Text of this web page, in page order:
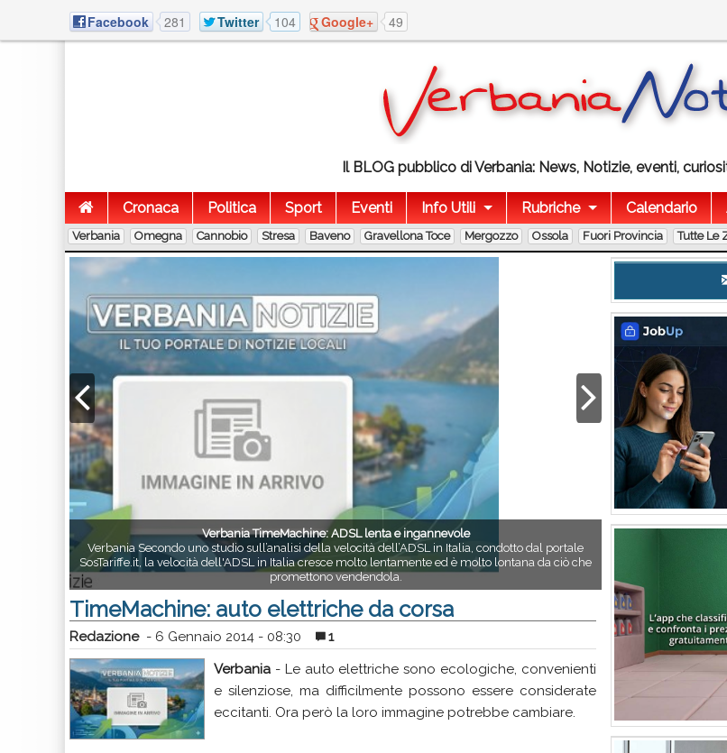
Facebook 281 Twitter 104 Google+ 49
Il BLOG pubblico di Verbania: News, Notizie, eventi,
Cronaca Politica Sport Eventi Info Utili Rubriche Calendario
Verbania Omegna Cannobio Stresa Baveno Gravellona Toce Mergozzo Ossola Fuori Provincia Tutte Le
Verbania TimeMachine: ADSL lenta e ingannevole
Verbania Secondo uno studio sull’analisi della velocità dell’ADSL in Italia, condotto dal portale
SosTariffe.it, la velocità dell'ADSL in Italia cresce molto lentamente ed è molto lontana da ciò che
promettono vendendola.
TimeMachine: auto elettriche da corsa
Redazione- 6 Gennaio 2014 - 08:30
1
Verbania - Le auto elettriche sono ecologiche, convenienti
e silenziose, ma difficilmente possono essere considerate
eccitanti. Ora però la loro immagine potrebbe cambiare.